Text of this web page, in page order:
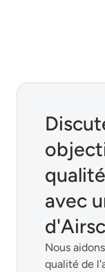
avec
Nous
qualité de